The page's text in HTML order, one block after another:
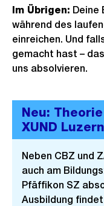
Im Übrigen: Deine
während des
einreichen. Und
gemacht hast –
uns absolvieren.
Neu:
XUND
Neben CBZ und
auch am
Pfäffikon SZ
Ausbildung